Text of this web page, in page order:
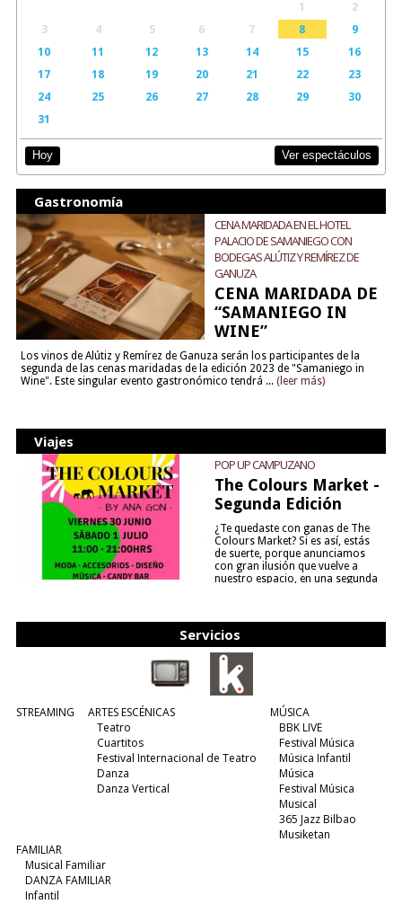
1
2
3
4 5 6 7 8
9
10
11 12 13 14 15
16
17
18 19 20 21 22
23
24
25 26 27 28 29
30
31
Hoy Ver espectáculos
Gastronomía
CENA MARIDADA EN EL HOTEL
PALACIO DE SAMANIEGO CON
BODEGAS ALÚTIZ Y REMÍREZ DE
GANUZA
CENA MARIDADA DE
“SAMANIEGO IN
WINE”
Los vinos de Alútiz y Remírez de Ganuza serán los participantes de la
segunda de las cenas maridadas de la edición 2023 de "Samaniego in
Wine". Este singular evento gastronómico tendrá ... (leer más)
Viajes
POP UP CAMPUZANO
The Colours Market -
Segunda Edición
¿Te quedaste con ganas de The
Colours Market? Si es así, estás
de suerte, porque anunciamos
con gran ilusión que vuelve a
nuestro espacio, en una segunda
Servicios
STREAMING
ARTES ESCÉNICAS
Teatro
Cuartitos
Festival Internacional de Teatro
Danza
Danza Vertical
MÚSICA
BBK LIVE
Festival Música
Música Infantil
Música
Festival Música
Musical
365 Jazz Bilbao
Musiketan
FAMILIAR
Musical Familiar
DANZA FAMILIAR
Infantil